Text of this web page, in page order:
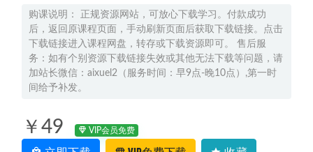
购课说明： 正规资源网站，可放心下载学习。付款成功
后，返回原课程页面，手动刷新页面后获取下载链接。点击
下载链接进入课程网盘，转存或下载资源即可。 售后服
务：如有个别资源下载链接失效或其他无法下载等问题，请
加站长微信：aixuel2（服务时间：早9点-晚10点）,第一时
间给予补发。
￥49 VIP会员免费
2025成功高三化学a+二轮复习寒假班网课教程 2025-01-30
刘莹莹高中历史网课2024刘莹莹高二历史寒假班教程 2024-
02-05
潘毅·中医文化必修课，1.77G网课资源百度网盘下载 2022-06-
14